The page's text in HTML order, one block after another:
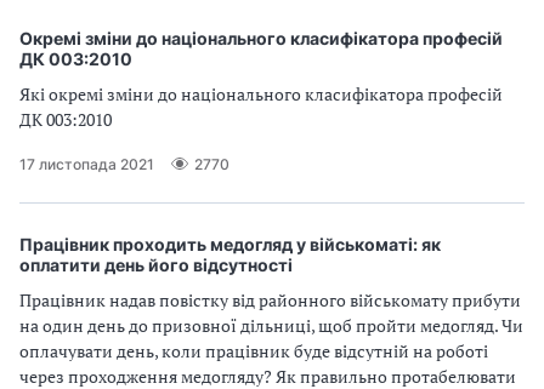
Окремі зміни до національного класифікатора професій
ДК 003:2010
Які окремі зміни до національного класифікатора професій
ДК 003:2010
17 листопада 2021 2770
Працівник проходить медогляд у військоматі: як
оплатити день його відсутності
Працівник надав повістку від районного військомату прибути
на один день до призовної дільниці, щоб пройти медогляд. Чи
оплачувати день, коли працівник буде відсутній на роботі
через проходження медогляду? Як правильно протабелювати